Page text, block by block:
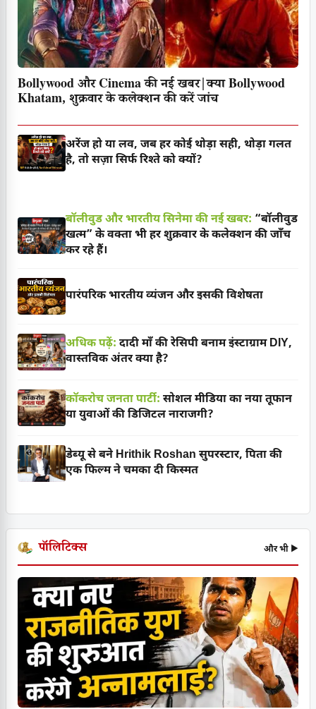
Bollywood और Cinema की नई खबर|क्या Bollywood
Khatam, शुक्रवार के कलेक्शन की करें जांच
अरेंज हो या लव, जब हर कोई थोड़ा सही, थोड़ा गलत
है, तो सज़ा सिर्फ रिश्ते को क्यों?
बॉलीवुड और भारतीय सिनेमा की नई खबर: “बॉलीवुड
खत्म” के वक्ता भी हर शुक्रवार के कलेक्शन की जाँच
कर रहे हैं।
पारंपरिक भारतीय व्यंजन और इसकी विशेषता
अधिक पढ़ें: दादी माँ की रेसिपी बनाम इंस्टाग्राम DIY,
वास्तविक अंतर क्या है?
कॉकरोच जनता पार्टी: सोशल मीडिया का नया तूफान
या युवाओं की डिजिटल नाराजगी?
डेब्यू से बने Hrithik Roshan सुपरस्टार, पिता की
एक फिल्म ने चमका दी किस्मत
पॉलिटिक्स और भी ▶